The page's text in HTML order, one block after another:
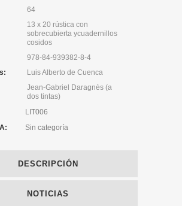
64
13 x 20 rústica con
sobrecubierta ycuadernillos
cosidos
978-84-939382-8-4
Luis Alberto de Cuenca
Jean-Gabriel Daragnès (a
dos tintas)
LIT006
Sin categoría
DESCRIPCIÓN
NOTICIAS